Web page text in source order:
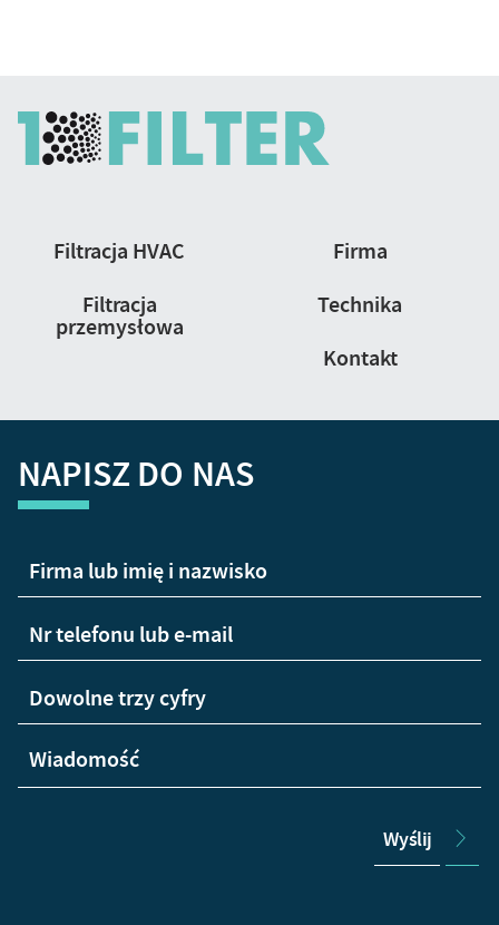
Filtracja HVAC
Filtracja
przemysłowa
Firma
Technika
Kontakt
NAPISZ DO NAS
Wyślij